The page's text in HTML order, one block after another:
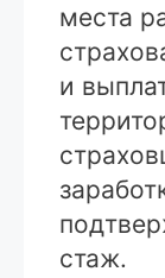
места
и
стаж.